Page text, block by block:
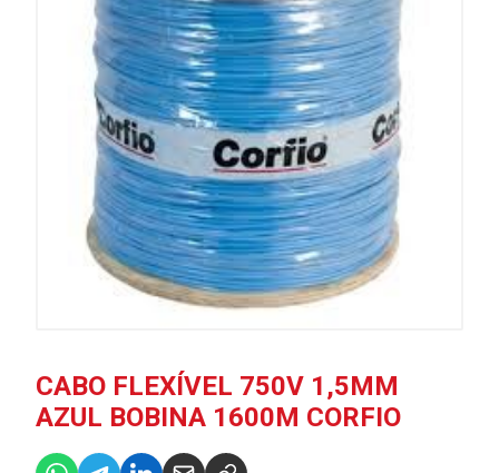
CABO FLEXÍVEL 750V 1,5MM
AZUL BOBINA 1600M CORFIO